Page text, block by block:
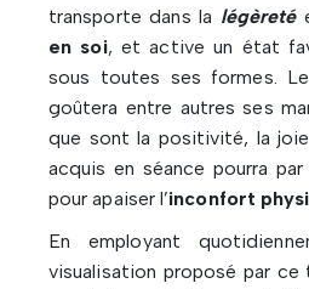
transporte dans la légèreté
en soi, et active un état
sous toutes ses formes.
goûtera entre autres ses
que sont la positivité, la joie
acquis en séance pourra
pour apaiser l’inconfort
En employant
visualisation proposé par